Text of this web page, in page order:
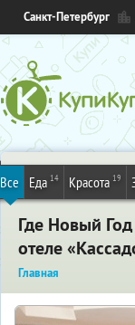
Санкт-Петербург
Все Еда 14 Красота 19
Где Новый
отеле
Главная